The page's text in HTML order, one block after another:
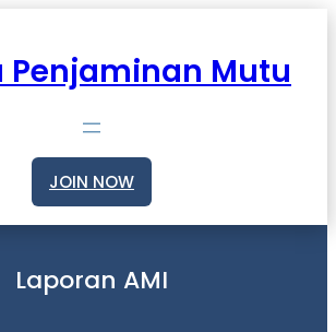
Penjaminan Mutu
JOIN NOW
Laporan AMI